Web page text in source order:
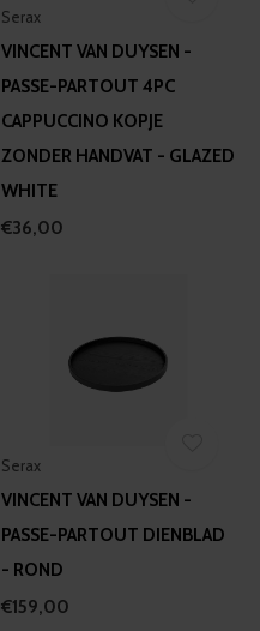
Serax
VINCENT VAN DUYSEN -
PASSE-PARTOUT 4PC
CAPPUCCINO KOPJE
ZONDER HANDVAT - GLAZED
WHITE
€36,00
Serax
VINCENT VAN DUYSEN -
PASSE-PARTOUT DIENBLAD
- ROND
€159,00